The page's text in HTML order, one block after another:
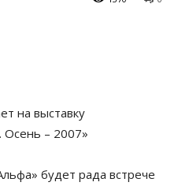
на выставку
Осень – 2007»
будет рада встрече